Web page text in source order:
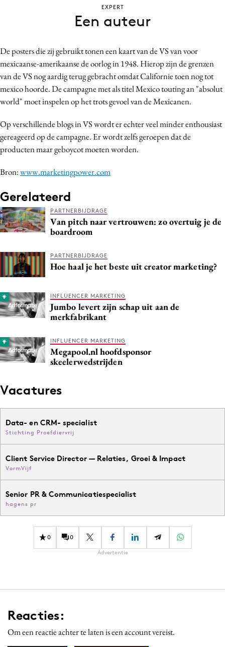
Contentmarketing
Craft
Customer Experience
Data & Insights
Digital transformation
Diversiteit
Gedragsverandering
Influencer marketing
Interne communicatie
Martech
Merkstrategie
Purpose Marketing
Reputatie & crisis
De posters die zij gebruikt tonen een kaart van de VS van voor
mexicaanse-amerikaanse de oorlog in 1948. Hierop zijn de grenzen
van de VS nog aardig terug gebracht omdat Californie toen nog tot
mexico hoorde. De campagne met als titel Mexico touting an "absolut
world" moet inspelen op het trots gevoel van de Mexicanen.
Op verschillende blogs in VS wordt er echter veel minder enthousiast
gereageerd op de campagne. Er wordt zelfs geroepen dat de
producten maar geboycot moeten worden.
Bron:www.marketingpower.com
Gerelateerd
PARTNERBIJDRAGE
Van pitch naar vertrouwen: zo overtuig je de
boardroom
PARTNERBIJDRAGE
Hoe haal je het beste uit creator marketing?
INFLUENCER MARKETING
Jumbo levert zijn schap uit aan de
merkfabrikant
INFLUENCER MARKETING
Megapool.nl hoofdsponsor
skeelerwedstrijden
Vacatures
Data- en CRM- specialist
Stichting Proefdiervrij
Client Service Director — Relaties, Groei & Impact
VormVijf
Senior PR & Communicatiespecialist
hagens pr
0 0
Advertentie
Reacties:
Om een reactie achter te laten is een account vereist.
EXPERT
Een auteur